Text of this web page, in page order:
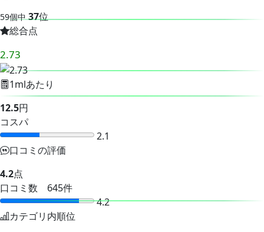
59個中 37位
総合点
2.73
1mlあたり
12.5円
コスパ
2.1
口コミの評価
4.2点
口コミ数 645件
4.2
カテゴリ内順位